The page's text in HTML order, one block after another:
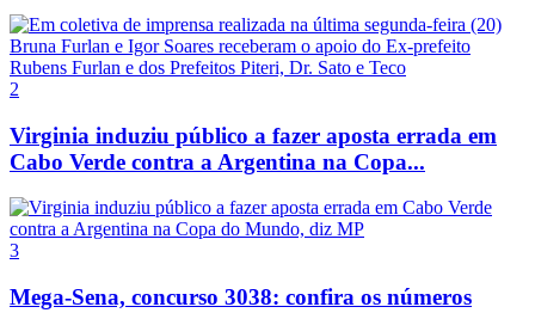
2
Virginia induziu público a fazer aposta errada em
Cabo Verde contra a Argentina na Copa...
3
Mega-Sena, concurso 3038: confira os números